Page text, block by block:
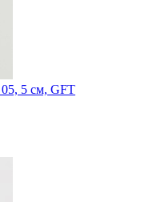
05, 5 см, GFT